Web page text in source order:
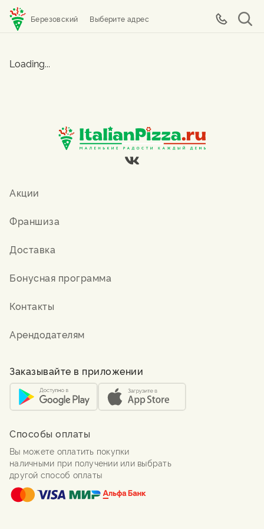
Березовский Выберите адрес
Loading...
Акции
Франшиза
Доставка
Бонусная программа
Контакты
Арендодателям
Заказывайте в приложении
Способы оплаты
Вы можете оплатить покупки
наличными при получении или выбрать
другой способ оплаты